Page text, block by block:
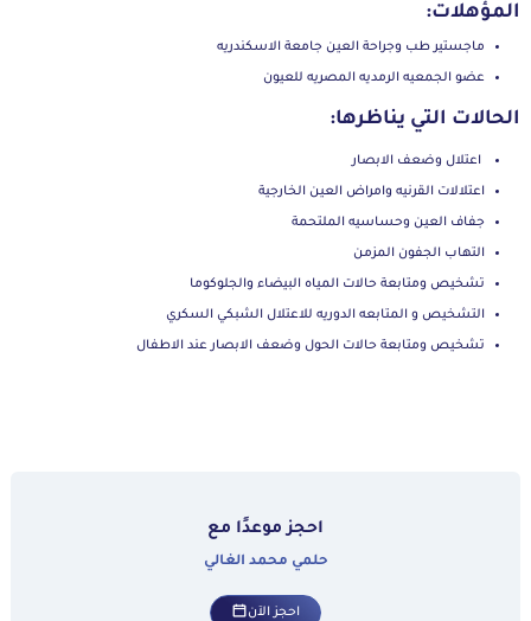
المؤهلات:
ماجستير طب وجراحة العين جامعة الاسكندريه
عضو الجمعيه الرمديه المصريه للعيون
الحالات التي يناظرها:
اعتلال وضعف الابصار
اعتلالات القرنيه وامراض العين الخارجية
جفاف العين وحساسيه الملتحمة
التهاب الجفون المزمن
تشخيص ومتابعة حالات المياه البيضاء والجلوكوما
التشخيص و المتابعه الدوريه للاعتلال الشبكي السكري
تشخيص ومتابعة حالات الحول وضعف الابصار عند الاطفال
احجز موعدًا مع
حلمي محمد الغالي
احجز الآن